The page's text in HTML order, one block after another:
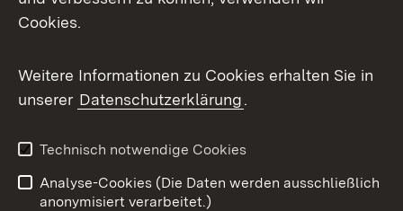
Messenger
Social Wall
X / Twitter
Youtube
Cookies.
Weitere Informationen zu Cookies erhalten Sie in
unserer Datenschutzerklärung.
Technisch notwendige Cookies
Analyse-Cookies (Die Daten werden ausschließlich
anonymisiert verarbeitet.)